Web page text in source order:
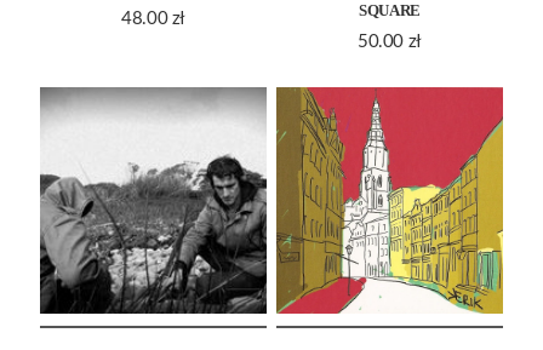
48.00 zł
SQUARE
50.00 zł